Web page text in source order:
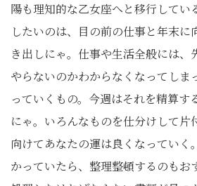
陽も理知的な乙女座へと移行してい
したいのは、目の前の仕事と年末
き出しにゃ。仕事や生活全般には、
やらないのかわからなくなってしま
っていくもの。今週はそれを精算す
にゃ。いろんなものを仕分けして片
向けてあなたの運は良くなっていく
かっていたら、整理整頓するのもお